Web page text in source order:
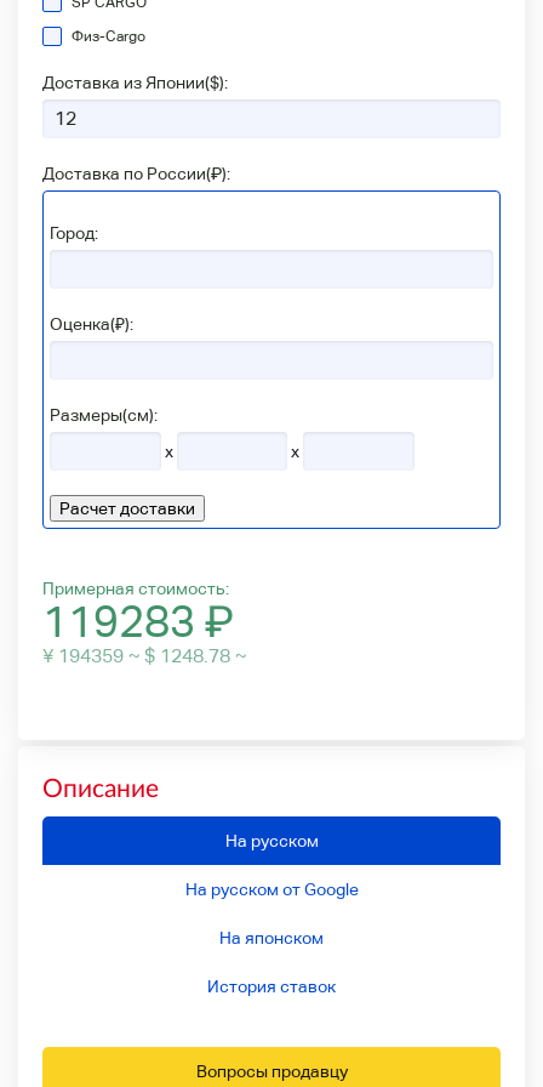
Физ-Сargo
Доставка из Японии($):
Доставка по России(₽):
Город:
Оценка(₽):
Размеры(см):
x
x
Расчет доставки
Примерная стоимость:
119283 ₽
¥ 194359 ~ $ 1248.78 ~
Описание
На русском
На русском от Google
На японском
История ставок
Вопросы продавцу